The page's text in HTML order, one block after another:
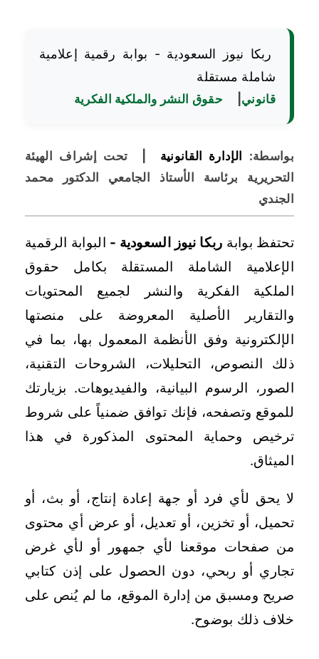
ربكا نيوز السعودية - بوابة رقمية إعلامية
شاملة مستقلة
قانوني
حقوق النشر والملكية الفكرية
بواسطة: الإدارة القانونية
تحت إشراف الهيئة
التحريرية برئاسة الأستاذ الجامعي الدكتور محمد
الجندي
تحتفظ بوابة ربكا نيوز السعودية - البوابة الرقمية
الإعلامية الشاملة المستقلة بكامل حقوق
الملكية الفكرية والنشر لجميع المحتويات
والتقارير الأصلية المعروضة على منصتها
الإلكترونية وفق الأنظمة المعمول بها، بما في
ذلك النصوص، التحليلات، الشروحات التقنية،
الصور، الرسوم البيانية، والفيديوهات. بزيارتك
للموقع وتصفحه، فإنك توافق ضمنياً على شروط
ترخيص وحماية المحتوى المذكورة في هذا
الميثاق.
لا يحق لأي فرد أو جهة إعادة إنتاج، أو بث، أو
تحميل، أو تخزين، أو تعديل، أو عرض أي محتوى
من صفحات موقعنا لأي جمهور أو لأي غرض
تجاري أو ربحي، دون الحصول على إذن كتابي
صريح ومسبق من إدارة الموقع، ما لم يُنص على
خلاف ذلك بوضوح.